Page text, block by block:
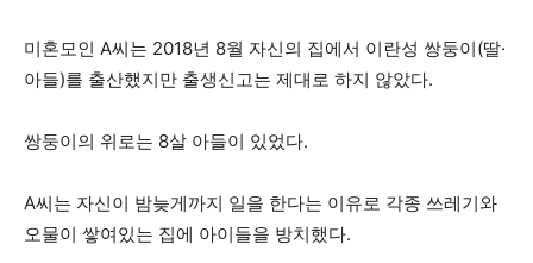
미혼모인 A씨는 2018년 8월 자신의 집에서 이란성 쌍둥이(딸·
아들)를 출산했지만 출생신고는 제대로 하지 않았다.
쌍둥이의 위로는 8살 아들이 있었다.
A씨는 자신이 밤늦게까지 일을 한다는 이유로 각종 쓰레기와
오물이 쌓여있는 집에 아이들을 방치했다.